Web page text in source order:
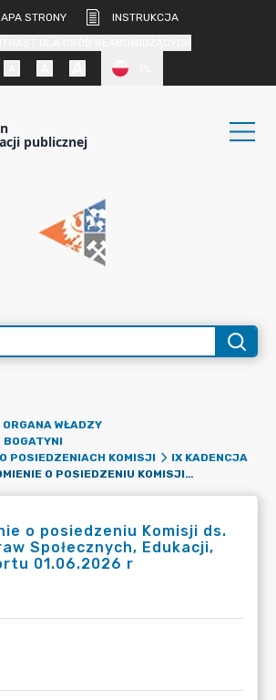
STRONY
INSTRUKCJA
publicznej
ORGANA WŁADZY
BOGATYNI
POSIEDZENIACH KOMISJI
IX KADENCJA
ZAWIADOMIENIE O POSIEDZENIU KOMISJI DS. ZDROWIA, SPRAW SPOŁECZNYCH, EDUKACJI, KULTURY I SPORTU 01.06.2026 R
o posiedzeniu Komisji ds.
Społecznych, Edukacji,
01.06.2026 r